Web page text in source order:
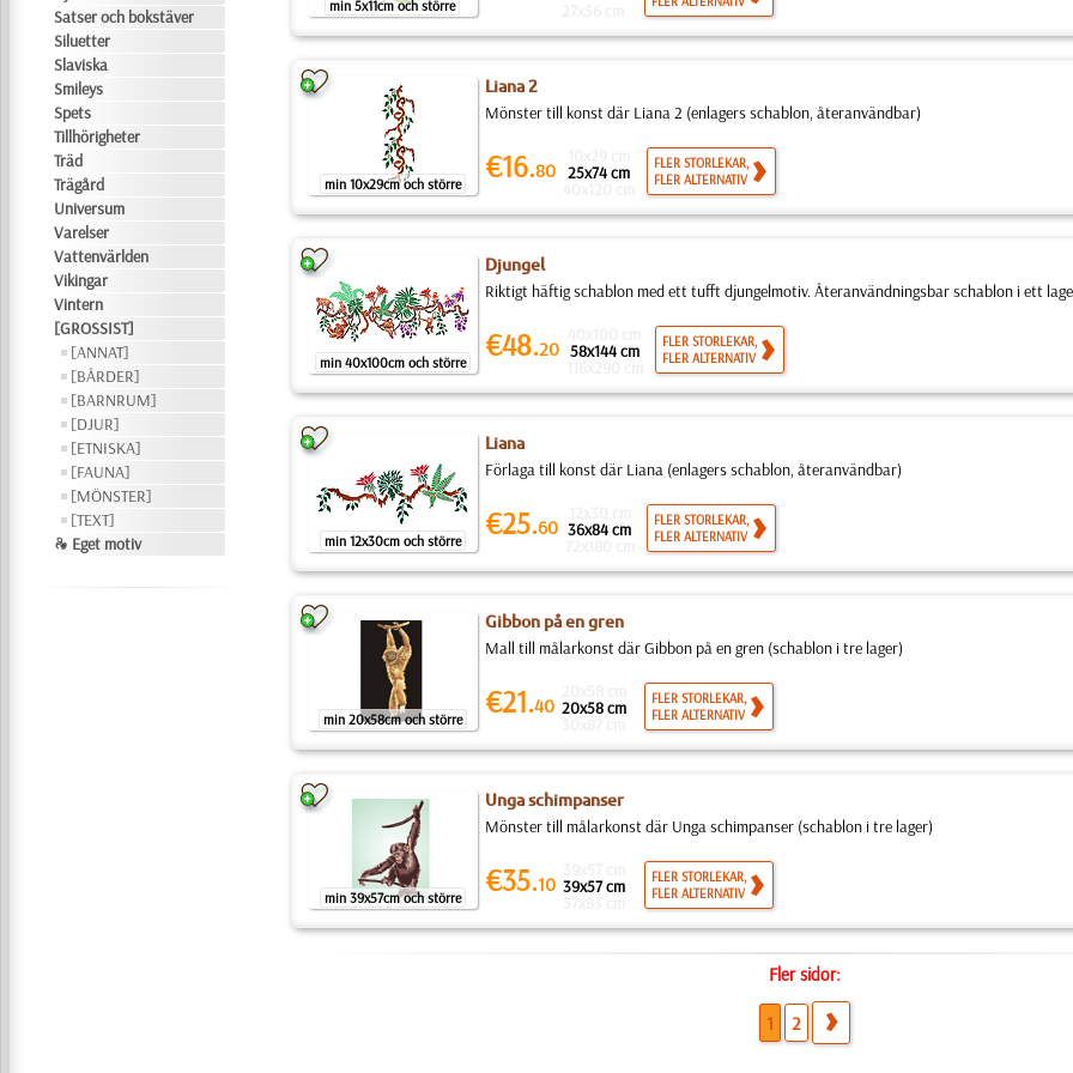
Satser och bokstäver
Siluetter
Slaviska
Smileys
Spets
Tillhörigheter
Träd
Trägård
Universum
Varelser
Vattenvärlden
Vikingar
Vintern
[GROSSIST]
[ANNAT]
[BÅRDER]
[BARNRUM]
[DJUR]
[ETNISKA]
[FAUNA]
[MÖNSTER]
[TEXT]
❧ Eget motiv
min 5x11cm och större
min 10x29cm och större
Liana 2
Mönster till konst där Liana 2 (enlagers schablon, återanvändbar)
€16.80 25x74 cm
FLER STORLEKAR,
FLER ALTERNATIV
min 40x100cm och större
Djungel
Riktigt häftig schablon med ett tufft djungelmotiv. Återanvändningsbar schablon i ett
€48.20 58x144 cm
FLER STORLEKAR,
FLER ALTERNATIV
min 12x30cm och större
Liana
Förlaga till konst där Liana (enlagers schablon, återanvändbar)
€25.60 36x84 cm
FLER STORLEKAR,
FLER ALTERNATIV
min 20x58cm och större
Gibbon på en gren
Mall till målarkonst där Gibbon på en gren (schablon i tre lager)
€21.40 20x58 cm
FLER STORLEKAR,
FLER ALTERNATIV
min 39x57cm och större
Unga schimpanser
Mönster till målarkonst där Unga schimpanser (schablon i tre lager)
€35.10 39x57 cm
FLER STORLEKAR,
FLER ALTERNATIV
Fler sidor:
1 2